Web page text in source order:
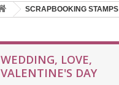
SCRAPBOOKING STAMPS
WEDDING, LOVE,
VALENTINE'S DAY